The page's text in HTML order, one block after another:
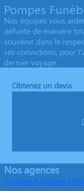
Pompes
Nos équipes vous
défunte de manière
souvenir dans le
ses convictions, pour
dernier voyage.
Obtenez un devis
Nos agences
Pompes Funèbres